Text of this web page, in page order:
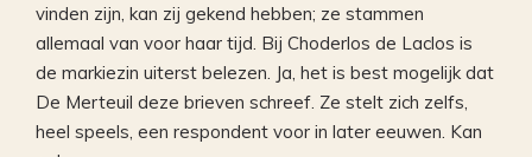
vinden zijn, kan zij gekend hebben; ze stammen
allemaal van voor haar tijd. Bij Choderlos de Laclos is
de markiezin uiterst belezen. Ja, het is best mogelijk dat
De Merteuil deze brieven schreef. Ze stelt zich zelfs,
heel speels, een respondent voor in later eeuwen. Kan